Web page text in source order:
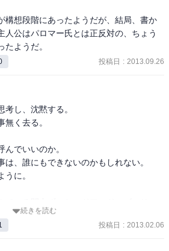
度
性
的な満足度
た・普通・一気に読んだ）
構想段階にあったようだが、結局、書か
人公はパロマー氏とは正反対の、ちょう
たようだ。
投稿日 : 2013.09.26
し、沈黙する。
く去る。
でいいのか。
、誰にもできないのかもしれない。
に。
の姿を思い浮かべていました。
続きを読む
投稿日 : 2013.02.06